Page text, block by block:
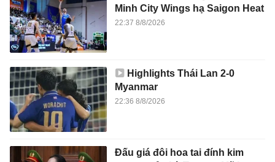
Minh City Wings hạ Saigon Heat
22:37 8/8/2026
Highlights Thái Lan 2-0
Myanmar
22:36 8/8/2026
Đấu giá đôi hoa tai đính kim